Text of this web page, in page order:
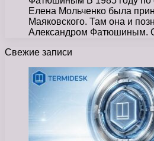
Елена Мольченко была
Маяковского. Там она и
Александром Фатюшиным.
Свежие записи